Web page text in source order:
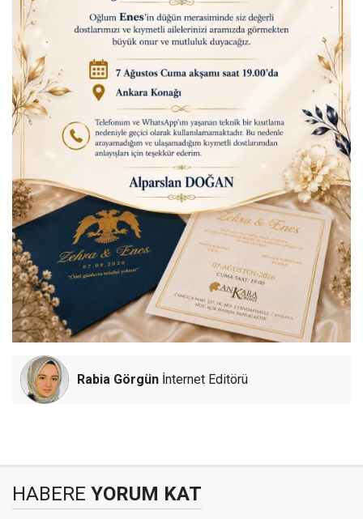
Rabia Görgün İnternet Editörü
HABERE YORUM KAT